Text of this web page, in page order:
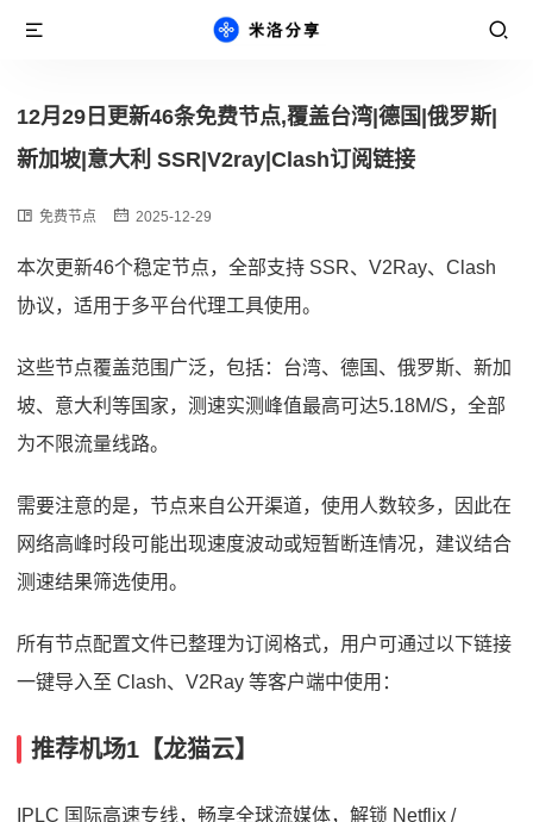
12月29日更新46条免费节点,覆盖台湾|德国|俄罗斯|
新加坡|意大利 SSR|V2ray|Clash订阅链接
免费节点 2025-12-29
本次更新46个稳定节点，全部支持 SSR、V2Ray、Clash
协议，适用于多平台代理工具使用。
这些节点覆盖范围广泛，包括：台湾、德国、俄罗斯、新加
坡、意大利等国家，测速实测峰值最高可达5.18M/S，全部
为不限流量线路。
需要注意的是，节点来自公开渠道，使用人数较多，因此在
网络高峰时段可能出现速度波动或短暂断连情况，建议结合
测速结果筛选使用。
所有节点配置文件已整理为订阅格式，用户可通过以下链接
一键导入至 Clash、V2Ray 等客户端中使用：
推荐机场1【龙猫云】
IPLC 国际高速专线，畅享全球流媒体，解锁 Netflix /